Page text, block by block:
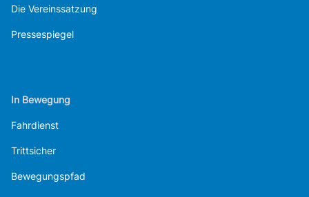
Die Vereinssatzung
Pressespiegel
In Bewegung
Fahrdienst
Trittsicher
Bewegungspfad